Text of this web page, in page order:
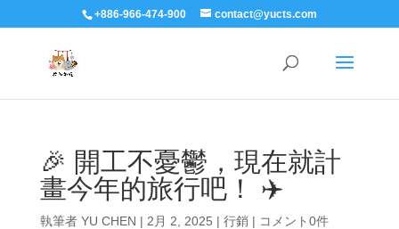
+886-966-474-900 contact@yucts.com
🎉 開工不憂鬱，現在就計
畫今年的旅行吧！ ✈️
執筆者 YU CHEN | 2月 2, 2025 | 行銷| コメント0件